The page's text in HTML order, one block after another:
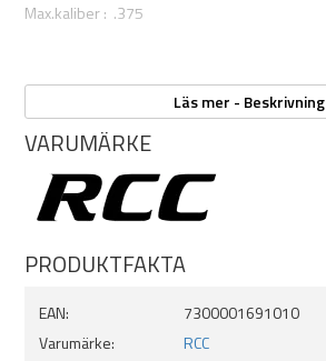
Max.kaliber : .375
Invändigt / utvändigt:
M14x1 > M15x1
1/2-20 > M14x1
1/2-20 > M15x1
5/8-24 > M15x1
1/2-28 > M14x1
Läs mer - Beskrivning
VARUMÄRKE
PRODUKTFAKTA
EAN:
7300001691010
Varumärke:
RCC